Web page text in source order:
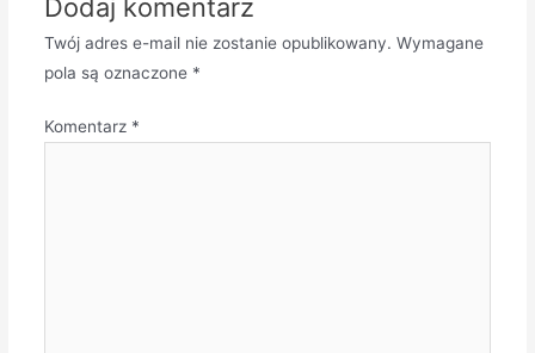
Dodaj komentarz
Twój adres e-mail nie zostanie opublikowany. Wymagane
pola są oznaczone *
Komentarz *